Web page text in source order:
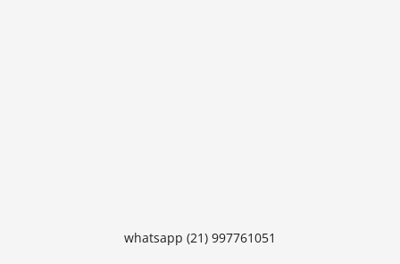
whatsapp (21) 997761051